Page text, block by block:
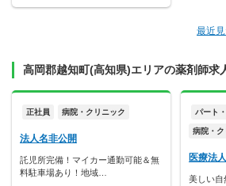
最近
高岡郡越知町(高知県)エリアの薬剤師求
正社員 病院・クリニック
法人名非公開
託児所完備！マイカー通勤可能＆無
料駐車場あり！地域…
パート
病院・ク
医療法
美しい自